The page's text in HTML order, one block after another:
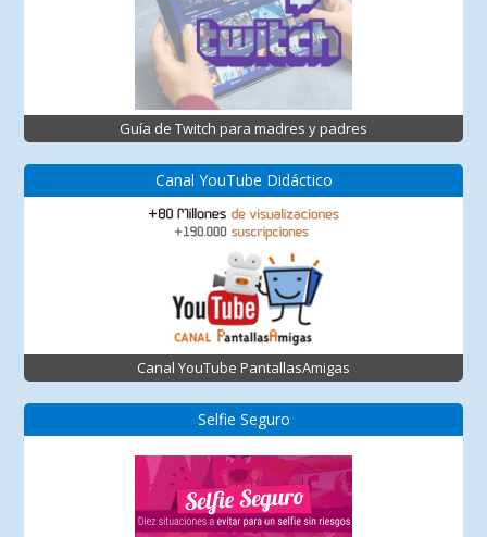
Guía de Twitch para madres y padres
Canal YouTube Didáctico
Canal YouTube PantallasAmigas
Selfie Seguro